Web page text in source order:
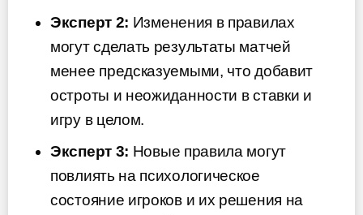
Эксперт 2: Изменения в правилах
могут сделать результаты матчей
менее предсказуемыми, что добавит
остроты и неожиданности в ставки и
игру в целом.
Эксперт 3: Новые правила могут
повлиять на психологическое
состояние игроков и их решения на